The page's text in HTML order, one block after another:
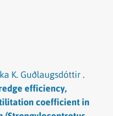
K. Guðlaugsdóttir .
efficiency,
coefficient in